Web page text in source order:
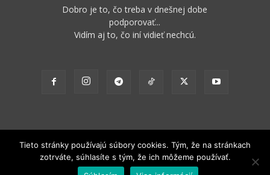
Dobro je to, čo treba v dnešnej dobe
podporovať...
Vidím aj to, čo iní vidieť nechcú.
2012 - 2022 Obsah stránok je možné s funkčným odkazom na pôvodný
Tieto stránky používajú súbory cookies. Tým, že na stránkach
zotrváte, súhlasíte s tým, že ich môžeme používať.